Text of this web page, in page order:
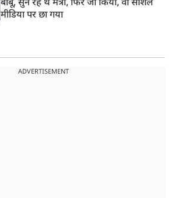
बाबू, सुन रहे थे मंत्री, फिर जो किया, वो सोशल
मीडिया पर छा गया
ADVERTISEMENT